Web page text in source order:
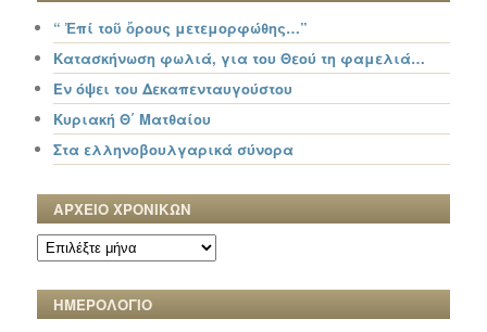
“ Ἐπί τοῦ ὄρους μετεμορφώθης…”
Κατασκήνωση φωλιά, για του Θεού τη φαμελιά…
Εν όψει του Δεκαπενταυγούστου
Κυριακή Θ΄ Ματθαίου
Στα ελληνοβουλγαρικά σύνορα
ΑΡΧΕΙΟ ΧΡΟΝΙΚΩΝ
ΑΡΧΕΙΟ
ΧΡΟΝΙΚΩΝ
ΗΜΕΡΟΛΟΓΙΟ